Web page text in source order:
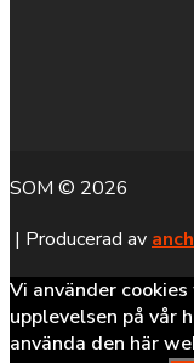
SOM © 2026
| Producerad av
Vi använder
upplevelsen på
använda den här